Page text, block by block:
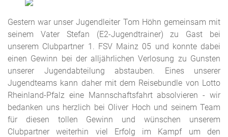
Gestern war unser Jugendleiter Tom Höhn gemeinsam mit
seinem Vater Stefan (E2-Jugendtrainer) zu Gast bei
unserem Clubpartner 1. FSV Mainz 05 und konnte dabei
einen Gewinn bei der alljährlichen Verlosung zu Gunsten
unserer Jugendabteilung abstauben. Eines unserer
Jugendteams kann daher mit dem Reisebundle von Lotto
Rheinland-Pfalz eine Mannschaftsfahrt absolvieren - wir
bedanken uns herzlich bei Oliver Hoch und seinem Team
für diesen tollen Gewinn und wünschen unserem
Clubpartner weiterhin viel Erfolg im Kampf um den